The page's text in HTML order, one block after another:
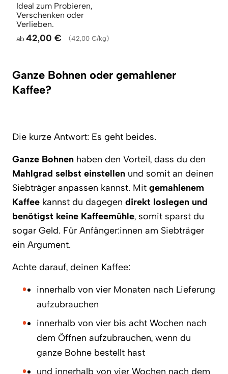
Ideal zum Probieren,
Verschenken oder
Verlieben.
ab 42,00 € (42,00 €/kg)
Ganze Bohnen oder gemahlener
Kaffee?
Die kurze Antwort: Es geht beides.
Ganze Bohnen haben den Vorteil, dass du den
Mahlgrad selbst einstellen und somit an deinen
Siebträger anpassen kannst. Mit gemahlenem
Kaffee kannst du dagegen direkt loslegen und
benötigst keine Kaffeemühle, somit sparst du
sogar Geld. Für Anfänger:innen am Siebträger
ein Argument.
Achte darauf, deinen Kaffee:
innerhalb von vier Monaten nach Lieferung
aufzubrauchen
innerhalb von vier bis acht Wochen nach
dem Öffnen aufzubrauchen, wenn du
ganze Bohne bestellt hast
und innerhalb von vier Wochen nach dem